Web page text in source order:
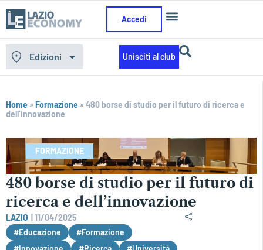
Accedi
Edizioni Unisciti al club
Home »Formazione »480 borse di studio per il futuro di ricerca e
dell’innovazione
FORMAZIONE
480 borse di studio per il futuro di
ricerca e dell’innovazione
LAZIO
11/04/2025
#Educazione
#Formazione